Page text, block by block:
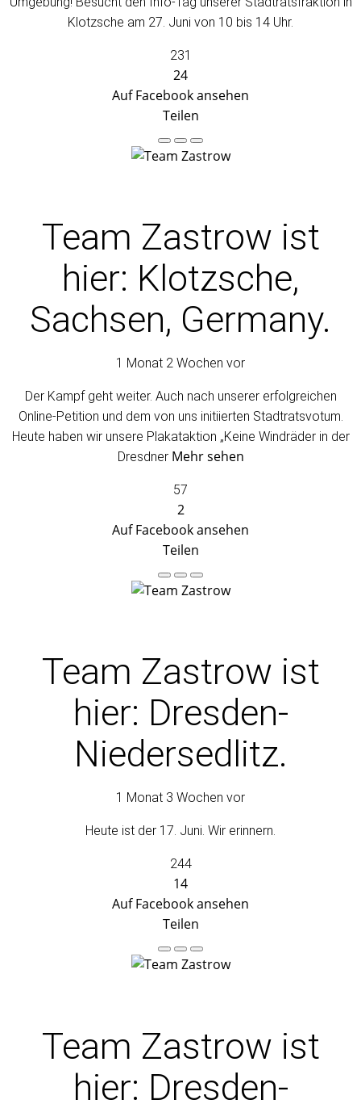
Klotzsche am 27. Juni von 10 bis 14 Uhr.
231
24
Auf Facebook ansehen
Teilen
Team Zastrow ist
hier: Klotzsche,
Sachsen, Germany.
1 Monat 2 Wochen vor
Der Kampf geht weiter. Auch nach unserer erfolgreichen
Online-Petition und dem von uns initiierten Stadtratsvotum.
Heute haben wir unsere Plakataktion „Keine Windräder in der
Dresdner Mehr sehen
57
2
Auf Facebook ansehen
Teilen
Team Zastrow ist
hier: Dresden-
Niedersedlitz.
1 Monat 3 Wochen vor
Heute ist der 17. Juni. Wir erinnern.
244
14
Auf Facebook ansehen
Teilen
Team Zastrow ist
hier: Dresden-